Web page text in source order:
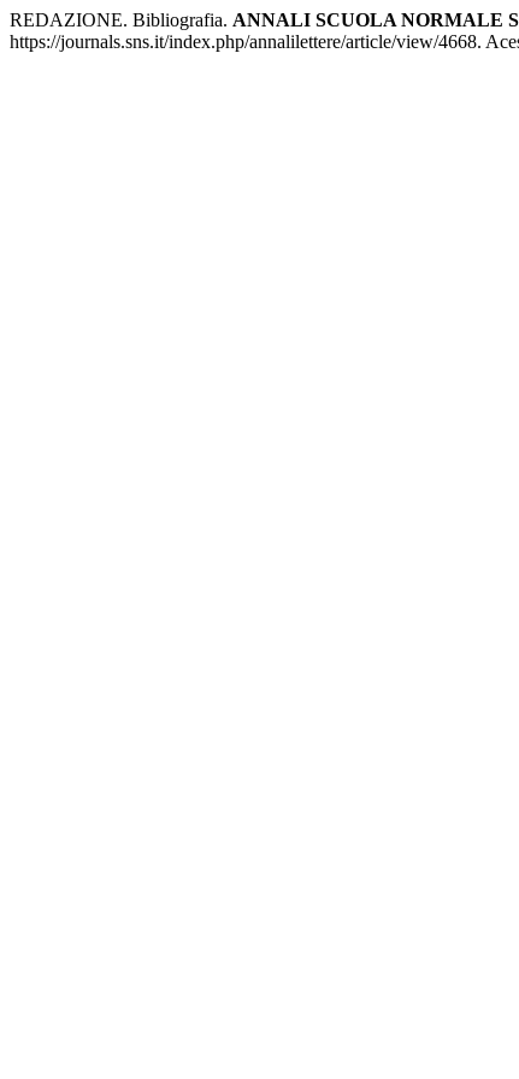
REDAZIONE. Bibliografia. ANNALI SCUOLA NORMALE
https://journals.sns.it/index.php/annalilettere/article/view/4668.